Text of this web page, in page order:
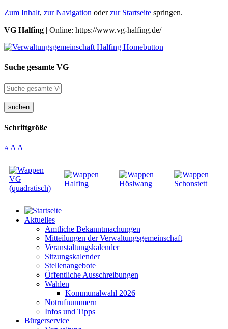
Zum Inhalt, zur Navigation oderzur Startseite springen.
VG Halfing | Online: https://www.vg-halfing.de/
Suche gesamte VG
suchen
Schriftgröße
A A A
Aktuelles
Amtliche Bekanntmachungen
Mitteilungen der Verwaltungsgemeinschaft
Veranstaltungskalender
Sitzungskalender
Stellenangebote
Öffentliche Ausschreibungen
Wahlen
Kommunalwahl 2026
Notrufnummern
Infos und Tipps
Bürgerservice